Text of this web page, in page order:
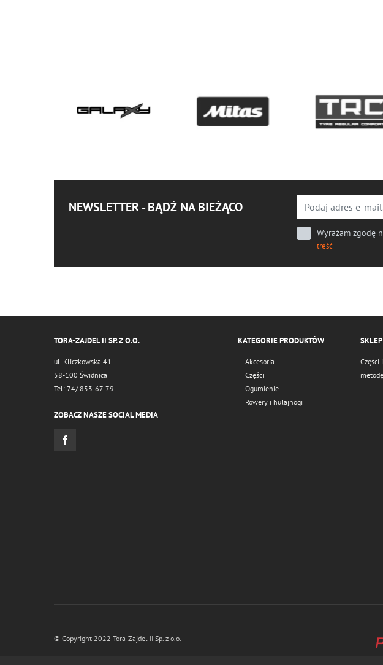
NEWSLETTER - BĄDŹ NA BIEŻĄCO
Wyrażam zgodę
treść
TORA-ZAJDEL II SP. Z O.O.
ul. Kliczkowska 41
58-100 Świdnica
Tel: 74/ 853-67-79
ZOBACZ NASZE SOCIAL MEDIA
KATEGORIE PRODUKTÓW
Akcesoria
Części
Ogumienie
Rowery i hulajnogi
Części
© Copyright 2022 Tora-Zajdel II Sp. z o.o.